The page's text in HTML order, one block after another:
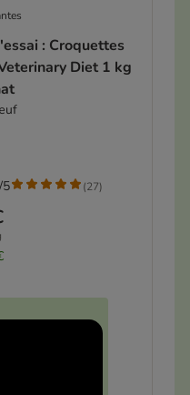
: Croquettes
Diet 1 kg
(27)